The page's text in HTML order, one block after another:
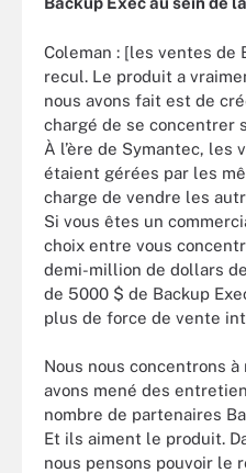
Coleman : [les ventes de
recul. Le produit a
nous avons fait est de
chargé de se concentrer
À l’ère de Symantec, les
étaient gérées par les
charge de vendre les
Si vous êtes un
choix entre vous
demi-million de dollars
de 5000 $ de Backup
plus de force de vente
Nous nous concentrons
avons mené des
nombre de partenaires
Et ils aiment le produit.
nous pensons pouvoir le